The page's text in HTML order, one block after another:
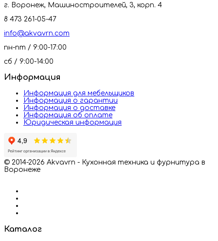
г. Воронеж, Машиностроителей, 3, корп. 4
8 473 261-05-47
info@akvavrn.com
пн-пт / 9:00-17:00
сб / 9:00-14:00
Информация
Информация для мебельщиков
Информация о гарантии
Информация о доставке
Информация об оплате
Юридическая информация
© 2014-2026 Akvavrn - Кухонная техника и фурнитура в
Воронеже
Каталог